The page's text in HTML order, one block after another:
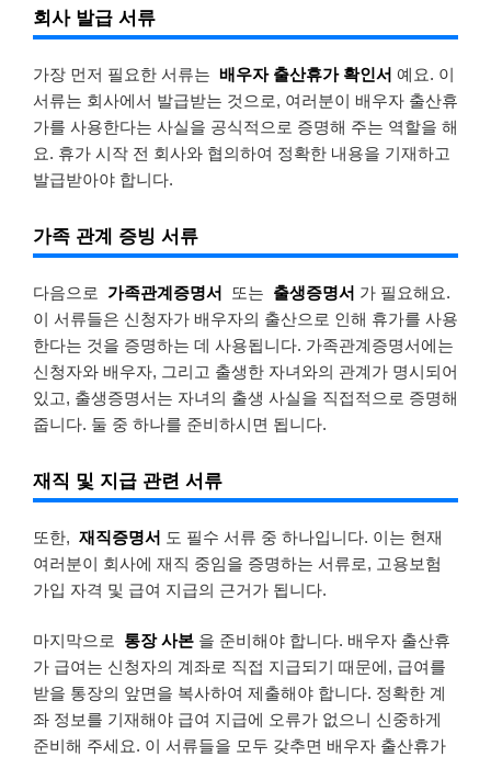
회사 발급 서류
가장 먼저 필요한 서류는 배우자 출산휴가 확인서 예요. 이
서류는 회사에서 발급받는 것으로, 여러분이 배우자 출산휴
가를 사용한다는 사실을 공식적으로 증명해 주는 역할을 해
요. 휴가 시작 전 회사와 협의하여 정확한 내용을 기재하고
발급받아야 합니다.
가족 관계 증빙 서류
다음으로 가족관계증명서 또는 출생증명서 가 필요해요.
이 서류들은 신청자가 배우자의 출산으로 인해 휴가를 사용
한다는 것을 증명하는 데 사용됩니다. 가족관계증명서에는
신청자와 배우자, 그리고 출생한 자녀와의 관계가 명시되어
있고, 출생증명서는 자녀의 출생 사실을 직접적으로 증명해
줍니다. 둘 중 하나를 준비하시면 됩니다.
재직 및 지급 관련 서류
또한, 재직증명서 도 필수 서류 중 하나입니다. 이는 현재
여러분이 회사에 재직 중임을 증명하는 서류로, 고용보험
가입 자격 및 급여 지급의 근거가 됩니다.
마지막으로 통장 사본 을 준비해야 합니다. 배우자 출산휴
가 급여는 신청자의 계좌로 직접 지급되기 때문에, 급여를
받을 통장의 앞면을 복사하여 제출해야 합니다. 정확한 계
좌 정보를 기재해야 급여 지급에 오류가 없으니 신중하게
준비해 주세요. 이 서류들을 모두 갖추면 배우자 출산휴가